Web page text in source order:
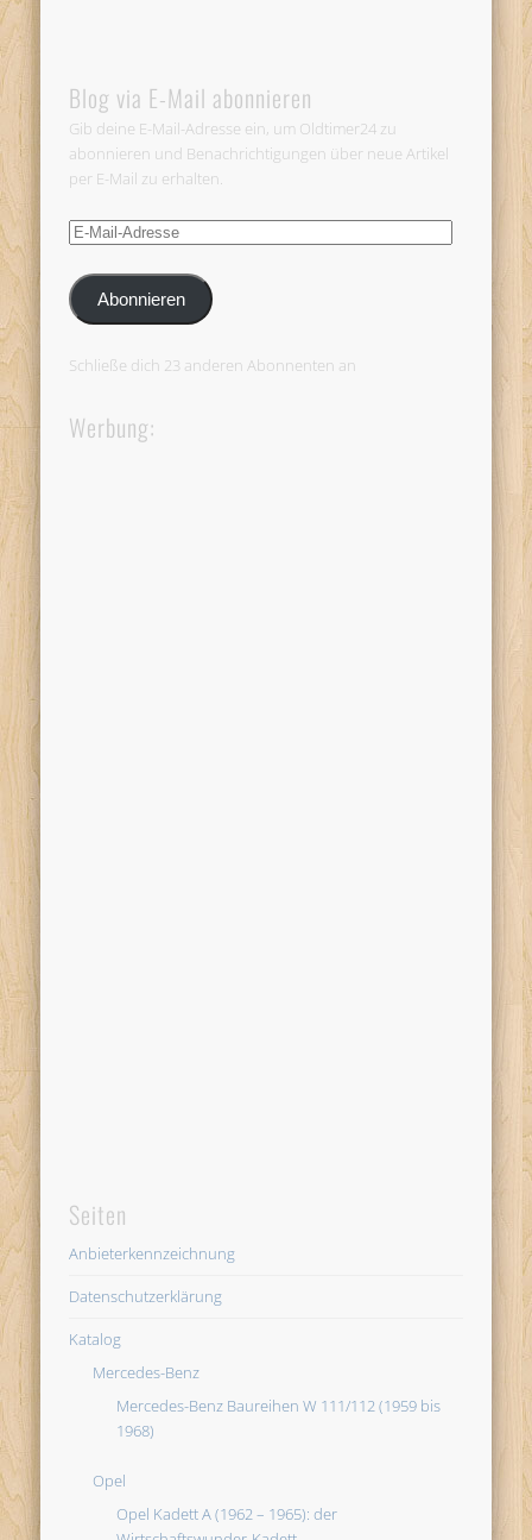
Blog via E-Mail abonnieren
Gib deine E-Mail-Adresse ein, um Oldtimer24 zu
abonnieren und Benachrichtigungen über neue Artikel
per E-Mail zu erhalten.
E-
Adresse
Abonnieren
Schließe dich 23 anderen Abonnenten an
Werbung:
Seiten
Anbieterkennzeichnung
Datenschutzerklärung
Katalog
Mercedes-Benz
Mercedes-Benz Baureihen W 111/112 (1959 bis
1968)
Opel
Opel Kadett A (1962 – 1965): der